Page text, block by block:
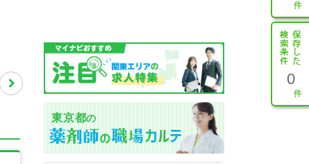
0
東京都の